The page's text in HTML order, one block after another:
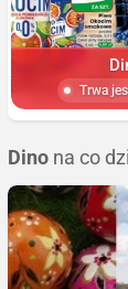
Trwa
Dino na co